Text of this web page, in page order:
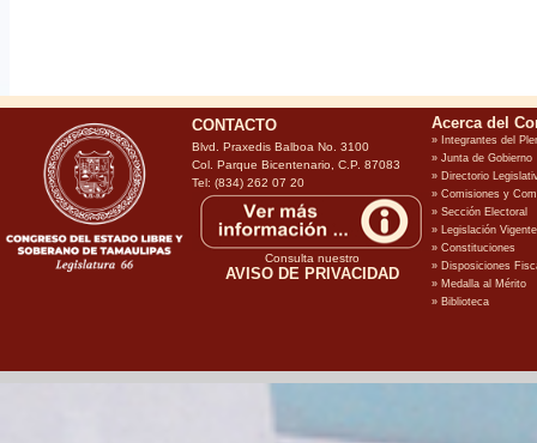
CONTACTO
Blvd. Praxedis Balboa No. 3100
Col. Parque Bicentenario, C.P. 87083
Tel: (834) 262 07 20
Consulta nuestro
AVISO DE PRIVACIDAD